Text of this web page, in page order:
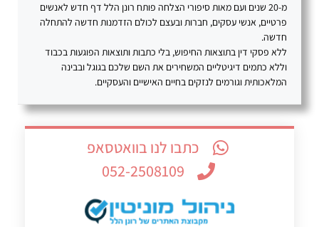
מ-20 שנים ועם מאות סיפורי הצלחה פותח רונן הלל דף חדש לאנשים
פרטיים, אנשי עסקים, חברות ובעצם לכולם הזדמנות חדשה להתחלה
חדשה.
ללא פסקי דין בתוצאות החיפוש, בלי כתבות ותוצאות הפוגעות בכבוד
וללא כתמים דיגיטליים המשחירים את השם שלכם בגוגל ובבינה
המלאכותית וגורמים לנזקים בחיים האישיים והעסקיים.
כתבו לנו בוואטסאפ
052-2508109